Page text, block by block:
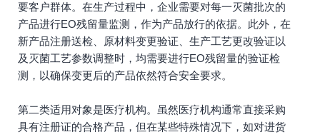
要客户群体。在生产过程中，企业需要对每一灭菌批次的
产品进行EO残留量监测，作为产品放行的依据。此外，在
新产品注册送检、原材料变更验证、生产工艺更改验证以
及灭菌工艺参数调整时，均需要进行EO残留量的验证检
测，以确保变更后的产品依然符合安全要求。
第二类适用对象是医疗机构。虽然医疗机构通常直接采购
具有注册证的合格产品，但在某些特殊情况下，如对进货